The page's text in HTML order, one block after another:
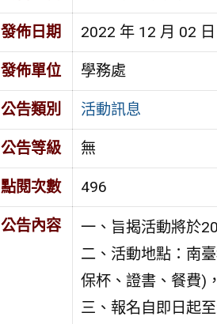
發佈日期 2022 年 12 月 02 日
發佈單位 學務處
公告類別 活動訊息
公告等級 無
點閱次數 496
公告內容
一、旨揭活動將於
二、活動地點：南
保杯、證書、餐費)
三、報名自即日起